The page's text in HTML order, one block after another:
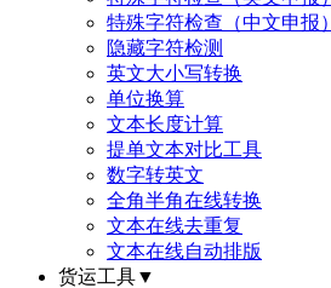
特殊字符检查（中文申报）
隐藏字符检测
英文大小写转换
单位换算
文本长度计算
提单文本对比工具
数字转英文
全角半角在线转换
文本在线去重复
文本在线自动排版
货运工具▼